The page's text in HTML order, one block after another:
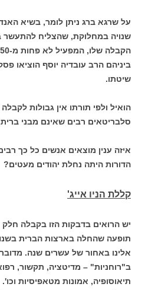
על שרגא ברג ניתן לומר, בשיא
שנויה במחלוקת, שהצליח
ביניהם הרב עובדיה יוסף הוציאו
שיטתו.
הואיל ולפי תורתו אין גבולות
סלבריטאים רבים שאינם מבני
איזה ענין מוצאים אנשים כל כך
הדורות היתה נחלת יהודים מעטים?
קללת הניו אייג'
יש הרואים בדבקות הזו בקבלה חלק
תופעה שהחלה בארצות הברית
אלינו באחור של עשרים שנה.
ב"רוחניות" – מדיטציה, תקשור,
תיאוסופיה, אמונות מטאפיסיות וכו'.